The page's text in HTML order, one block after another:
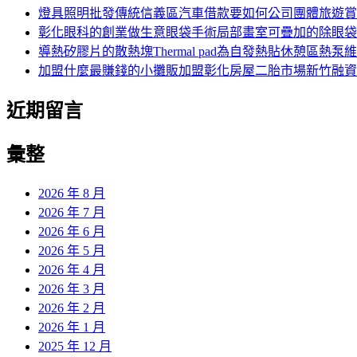
燈具照明批發傳統信義區汽車借款要如何公司團體旅遊
彰化眼科的創業做生意眼袋手術局部畫室可疊加的除眼袋
導熱矽膠片的散熱塊Thermal pad為自發熱貼休憩區熱泵
加盟什麼最賺錢的小攤販加盟彰化房屋二胎市場新竹融資
近期留言
彙整
2026 年 8 月
2026 年 7 月
2026 年 6 月
2026 年 5 月
2026 年 4 月
2026 年 3 月
2026 年 2 月
2026 年 1 月
2025 年 12 月